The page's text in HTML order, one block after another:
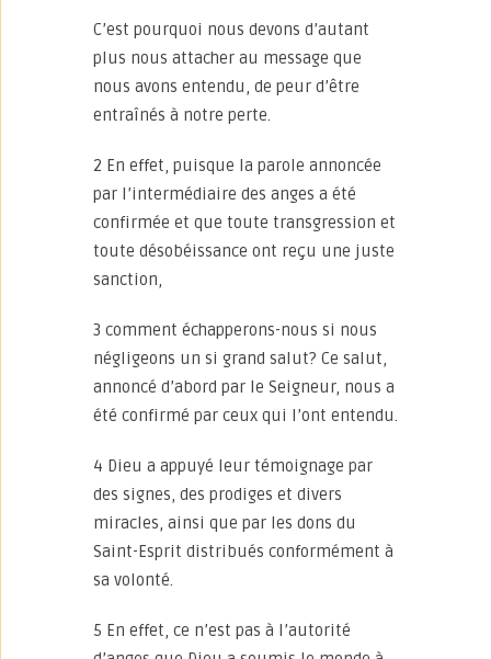
C’est pourquoi nous devons d’autant
plus nous attacher au message que
nous avons entendu, de peur d’être
entraînés à notre perte.
2 En effet, puisque la parole annoncée
par l’intermédiaire des anges a été
confirmée et que toute transgression et
toute désobéissance ont reçu une juste
sanction,
3 comment échapperons-nous si nous
négligeons un si grand salut? Ce salut,
annoncé d’abord par le Seigneur, nous a
été confirmé par ceux qui l’ont entendu.
4 Dieu a appuyé leur témoignage par
des signes, des prodiges et divers
miracles, ainsi que par les dons du
Saint-Esprit distribués conformément à
sa volonté.
5 En effet, ce n’est pas à l’autorité